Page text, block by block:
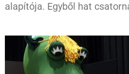
alapítója. Egyből hat